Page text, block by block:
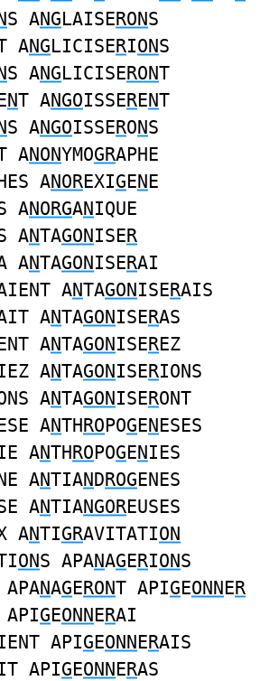
S ANGLAISERONS
ANGLICISERIONS
S ANGLICISERONT
NT ANGOISSERENT
S ANGOISSERONS
ANONYMOGRAPHE
ANOREXIGENE
ANORGANIQUE
ANTAGONISER
ANTAGONISERAI
ANTAGONISERAIS
ANTAGONISERAS
ANTAGONISEREZ
ANTAGONISERIONS
ANTAGONISERONT
ANTHROPOGENESES
ANTHROPOGENIES
ANTIANDROGENES
ANTIANGOREUSES
ANTIGRAVITATION
ONS APANAGERIONS
NAGERONT APIGEONNER
APIGEONNERAI
APIGEONNERAIS
APIGEONNERAS